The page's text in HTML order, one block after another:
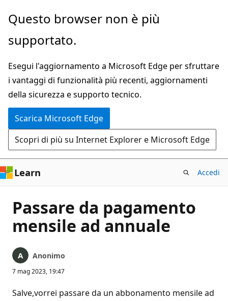
Ignora
passa
contenuto
principale
Questo browser non è più
supportato.
Esegui l'aggiornamento a Microsoft Edge per sfruttare
i vantaggi di funzionalità più recenti, aggiornamenti
della sicurezza e supporto tecnico.
Scarica Microsoft Edge
Scopri di più su Internet Explorer e Microsoft Edge
Learn Accedi
Passare da pagamento
mensile ad annuale
Anonimo
7 mag 2023, 19:47
Salve,vorrei passare da un abbonamento mensile ad